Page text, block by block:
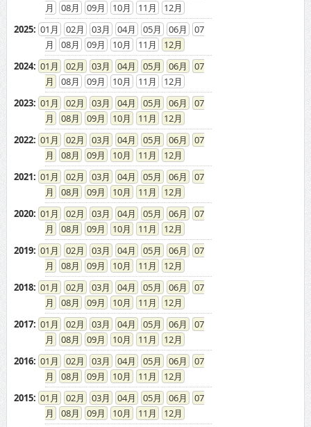
08
09 10 11
12
2025: 01 02 03 04 05 06
07
08
09 10 11
12
2024: 01 02 03 04 05 06
07
08
09 10 11
12
2023: 01 02 03 04 05 06
07
08
09 10 11
12
2022: 01 02 03 04 05 06
07
08
09 10 11
12
2021: 01 02 03 04 05 06
07
08
09 10 11
12
2020: 01 02 03 04 05 06
07
08
09 10 11
12
2019: 01 02 03 04 05 06
07
08
09 10 11
12
2018: 01 02 03 04 05 06
07
08
09 10 11
12
2017: 01 02 03 04 05 06
07
08
09 10 11
12
2016: 01 02 03 04 05 06
07
08
09 10 11
12
2015: 01 02 03 04 05 06
07
08
09 10 11
12